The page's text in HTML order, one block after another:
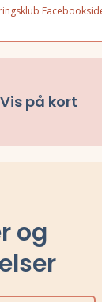
Vis på kort
og